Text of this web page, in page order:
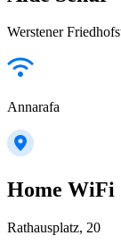
Werstener
Annarafa
Home WiFi
Rathausplatz, 20